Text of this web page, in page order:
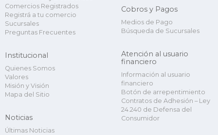
Comercios Registrados
Registrá a tu comercio
Sucursales
Preguntas Frecuentes
Institucional
Quienes Somos
Valores
Misión y Visión
Mapa del Sitio
Noticias
Últimas Noticias
Cobros y Pagos
Medios de Pago
Búsqueda de Sucursales
Atención al usuario
financiero
Información al usuario
financiero
Botón de arrepentimiento
Contratos de Adhesión – Ley
24.240 de Defensa del
Consumidor